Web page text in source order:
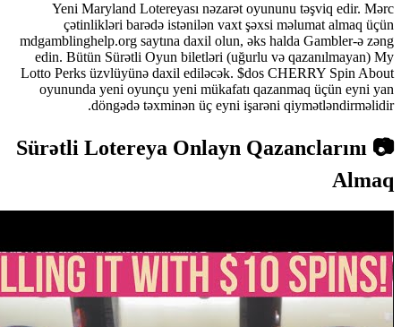
Yeni Maryland Lotereyası nəzarət oyununu təşviq
çətinlikləri barədə istənilən vaxt şəxsi məlumat
mdgamblinghelp.org saytına daxil olun, əks halda Gambler-
edin. Bütün Sürətli Oyun biletləri (uğurlu və
Lotto Perks üzvlüyünə daxil ediləcək. $dos CHERRY Spin
oyununda yeni oyunçu yeni mükafatı qazanmaq üçün
döngədə təxminən üç eyni işarəni
📷 Sürətli Lotereya Onlayn